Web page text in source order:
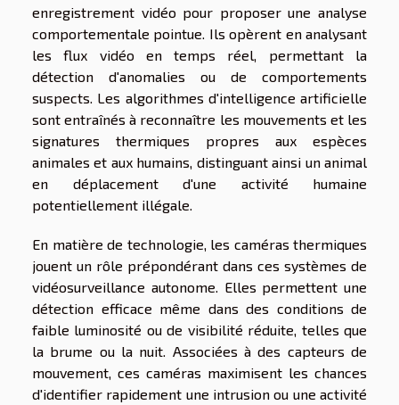
enregistrement vidéo pour proposer une analyse
comportementale pointue. Ils opèrent en analysant
les flux vidéo en temps réel, permettant la
détection d'anomalies ou de comportements
suspects. Les algorithmes d'intelligence artificielle
sont entraînés à reconnaître les mouvements et les
signatures thermiques propres aux espèces
animales et aux humains, distinguant ainsi un animal
en déplacement d'une activité humaine
potentiellement illégale.
En matière de technologie, les caméras thermiques
jouent un rôle prépondérant dans ces systèmes de
vidéosurveillance autonome. Elles permettent une
détection efficace même dans des conditions de
faible luminosité ou de visibilité réduite, telles que
la brume ou la nuit. Associées à des capteurs de
mouvement, ces caméras maximisent les chances
d'identifier rapidement une intrusion ou une activité